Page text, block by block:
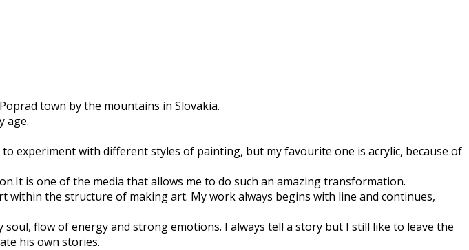
town by the mountains in Slovakia.
age.
experiment with different styles of painting, but my favourite one is acrylic, because of
is one of the media that allows me to do such an amazing transformation.
the structure of making art. My work always begins with line and continues,
flow of energy and strong emotions. I always tell a story but I still like to leave the
his own stories.